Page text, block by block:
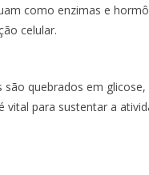
como enzimas e
celular.
quebrados em
para sustentar a